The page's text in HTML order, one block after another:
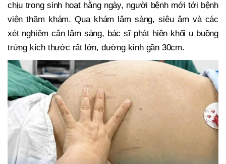
chịu trong sinh hoạt hằng ngày, người bệnh mới tới bệnh
viện thăm khám. Qua khám lâm sàng, siêu âm và các
xét nghiệm cận lâm sàng, bác sĩ phát hiện khối u buồng
trứng kích thước rất lớn, đường kính gần 30cm.